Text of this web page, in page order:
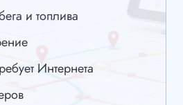
и топлива
Интернета